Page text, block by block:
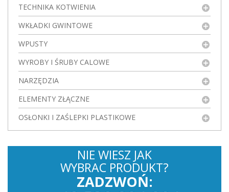
TECHNIKA KOTWIENIA
WKŁADKI GWINTOWE
WPUSTY
WYROBY I ŚRUBY CALOWE
NARZĘDZIA
ELEMENTY ZŁĄCZNE
OSŁONKI I ZAŚLEPKI PLASTIKOWE
NIE WIESZ JAK
WYBRAC PRODUKT?
ZADZWOŃ: